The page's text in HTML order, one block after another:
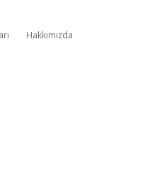
Hakkımızda